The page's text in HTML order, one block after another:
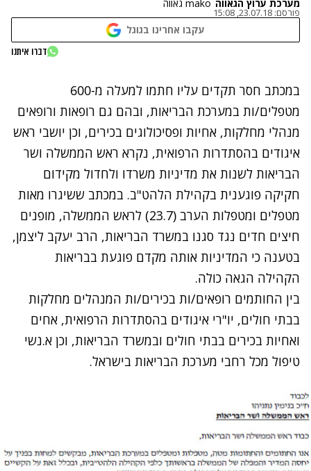
מערכת ערוץ הגאווה mako גאווה
פורסם: 23.07.18, 15:08
עקבו אחרינו בגוגל
נתקלנו בבעיה
דברו איתנו
במכתב חסר תקדים עליו חתמו למעלה מ-600
מטפלים/ות במערכת הבריאות, ובהם גם רופאות ורופאים
מנהלי מחלקות, אחיות ופסיכולוגים בכירים, וכן יושבי ראש
איגודים בהסתדרות הרפואית, נקרא ראש הממשלה ושר
הבריאות לשנות את מדיניות משרדו ולחדול מקידום
חקיקה פוגענית בקהילת הלהט"ב. במכתב ששיגרו מאות
מטפלים ומטפלות הערב (23.7) לראש הממשלה, מופנים
חיצים חדים נגד סגנו במשרד הבריאות, הרב יעקב ליצמן,
בטענה כי המדיניות אותה מקדם פוגעת בבריאות
הקהילה הגאה כולה.
בין החותמים רופאים/ות בכירים/ות המנהלים מחלקות
בבתי חולים, יו"רי איגודים בהסתדרות הרפואית, אחים
ואחיות בכירים בבתי חולים ובמשרד הבריאות, וכן א.נשי
טיפול מכל רחבי מערכת הבריאות בישראל.